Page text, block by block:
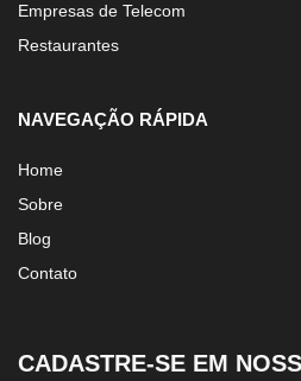
Empresas de Telecom
Restaurantes
NAVEGAÇÃO RÁPIDA
Home
Sobre
Blog
Contato
CADASTRE-SE EM